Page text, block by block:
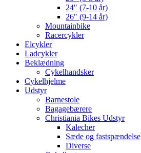
24″ (7-10 år)
26″ (9-14 år)
Mountainbike
Racercykler
Elcykler
Ladcykler
Beklædning
Cykelhandsker
Cykelhjelme
Udstyr
Barnestole
Bagagebærere
Christiania Bikes Udstyr
Kalecher
Sæde og fastspændelse
Diverse